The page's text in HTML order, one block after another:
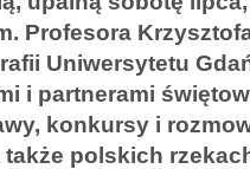
Profesora
Uniwersytetu
i partnerami
konkursy i
także polskich